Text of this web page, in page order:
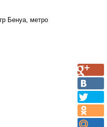
Бенуа, метро